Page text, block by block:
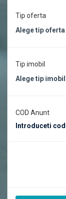
Tip oferta
Alege tip oferta
Tip imobil
Alege tip imobil
COD Anunt